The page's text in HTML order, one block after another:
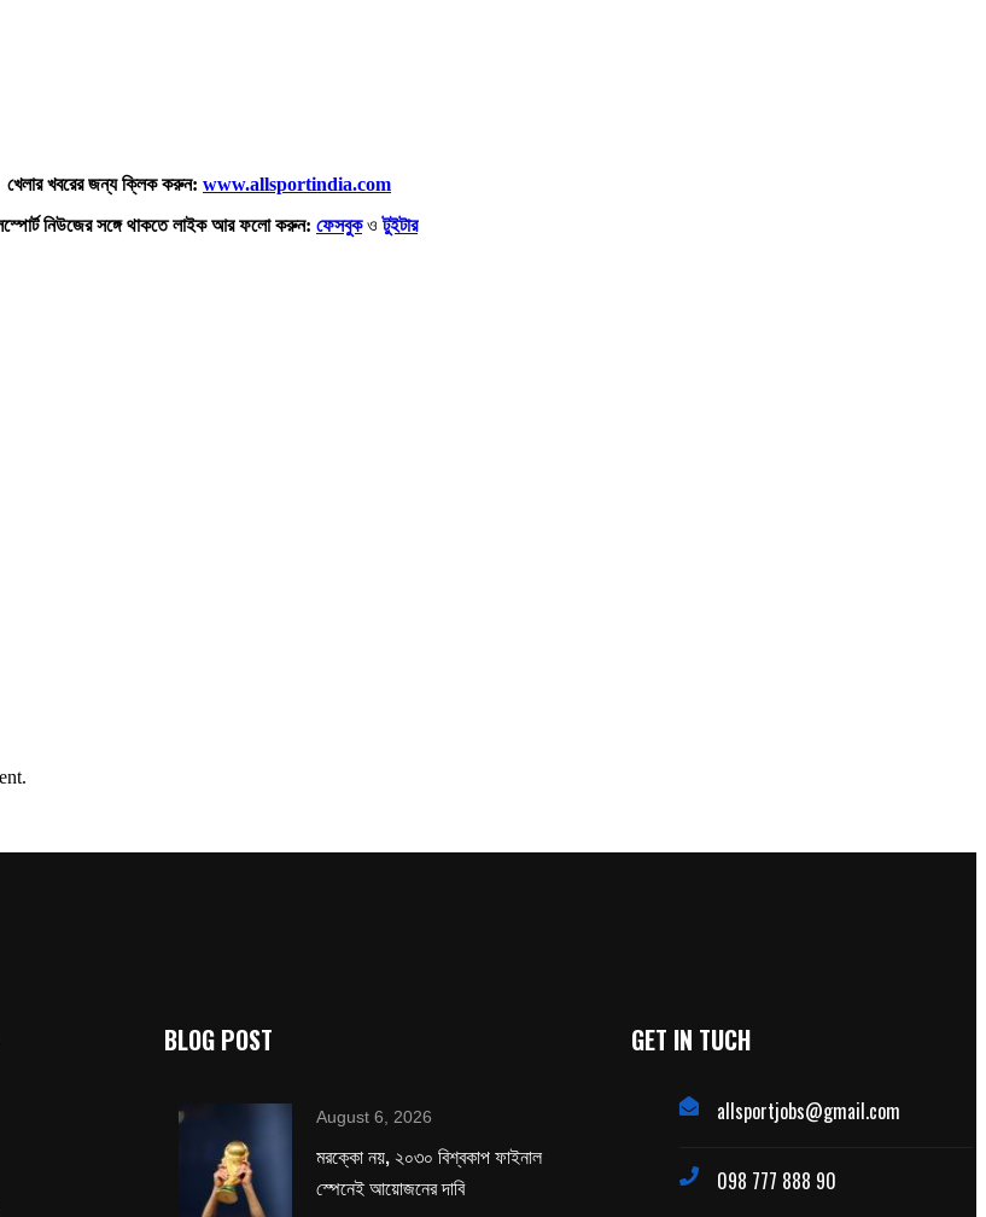
খেলার খবরের জন্য ক্লিক করুন: www.allsportindia.com
নিউজের সঙ্গে থাকতে লাইক আর ফলো করুন: ফেসবুকওটুইটার
BLOG POST
August 6, 2026
মরক্কো নয়, ২০৩০ বিশ্বকাপ ফাইনাল
স্পেনেই আয়োজনের দাবি
GET IN TUCH
allsportjobs@gmail.com
098 777 888 90